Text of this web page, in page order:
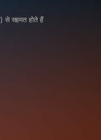
से सहमत होते हैं